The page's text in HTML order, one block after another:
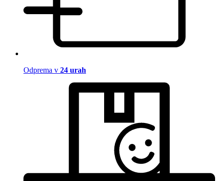
Odprema v 24 urah